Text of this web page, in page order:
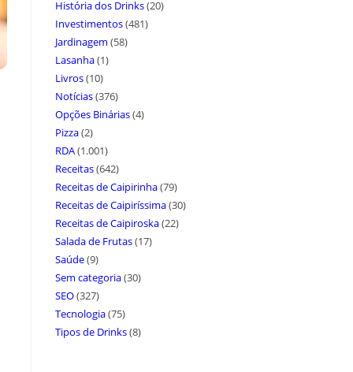
História dos Drinks(20)
Investimentos(481)
Jardinagem (58)
Lasanha(1)
Livros(10)
Notícias(376)
Opções Binárias(4)
Pizza(2)
RDA(1.001)
Receitas(642)
Receitas de Caipirinha(79)
Receitas de Caipiríssima(30)
Receitas de Caipiroska(22)
Salada de Frutas(17)
Saúde(9)
Sem categoria(30)
SEO(327)
Tecnologia(75)
Tipos de Drinks(8)